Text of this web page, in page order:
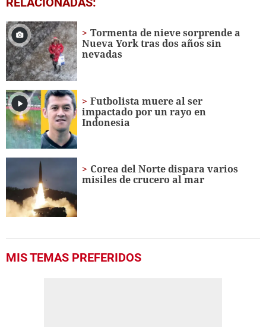
seconds
23
seconds
Tormenta de nieve sorprende a
Nueva York tras dos años sin
nevadas
Futbolista muere al ser
impactado por un rayo en
Indonesia
Corea del Norte dispara varios
misiles de crucero al mar
MIS TEMAS PREFERIDOS